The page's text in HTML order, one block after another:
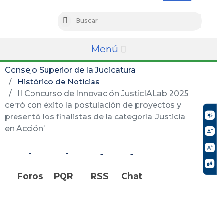
Buscar
Menú
Consejo Superior de la Judicatura
Histórico de Noticias
II Concurso de Innovación JusticIALab 2025
cerró con éxito la postulación de proyectos y
presentó los finalistas de la categoría ‘Justicia
en Acción’
Foros PQR RSS Chat